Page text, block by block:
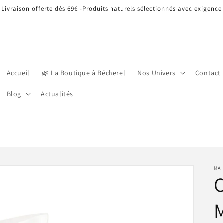
Livraison offerte dès 69€ -Produits naturels sélectionnés avec exigence
Accueil 🌿 La Boutique à Bécherel Nos Univers Contact
Blog Actualités
MA